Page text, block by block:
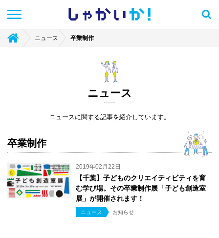
しゃかい か！
ニュース 卒業制作
ニュース
ニュースに関する記事を紹介しています。
卒業制作
2019年02月22日
【千葉】子どものクリエイティビティを育
む学び場。その卒業制作展「子ども創造室
展」が開催されます！
ニュース お知らせ